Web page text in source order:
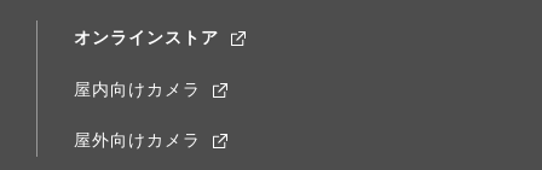
オンラインストア
屋内向けカメラ
屋外向けカメラ